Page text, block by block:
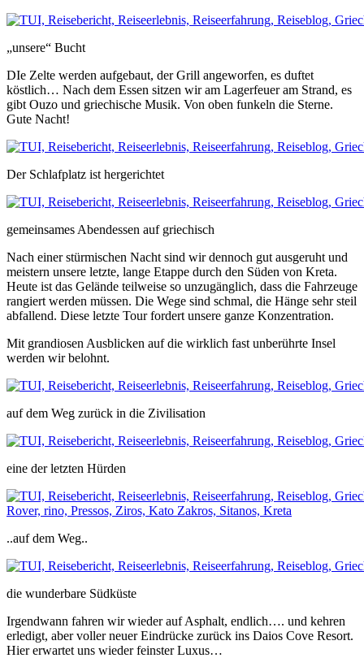
„unsere“ Bucht
DIe Zelte werden aufgebaut, der Grill angeworfen, es duftet
köstlich… Nach dem Essen sitzen wir am Lagerfeuer am Strand, es
gibt Ouzo und griechische Musik. Von oben funkeln die Sterne.
Gute Nacht!
Der Schlafplatz ist hergerichtet
gemeinsames Abendessen auf griechisch
Nach einer stürmischen Nacht sind wir dennoch gut ausgeruht und
meistern unsere letzte, lange Etappe durch den Süden von Kreta.
Heute ist das Gelände teilweise so unzugänglich, dass die Fahrzeuge
rangiert werden müssen. Die Wege sind schmal, die Hänge sehr steil
abfallend. Diese letzte Tour fordert unsere ganze Konzentration.
Mit grandiosen Ausblicken auf die wirklich fast unberührte Insel
werden wir belohnt.
auf dem Weg zurück in die Zivilisation
eine der letzten Hürden
..auf dem Weg..
die wunderbare Südküste
Irgendwann fahren wir wieder auf Asphalt, endlich…. und kehren
erledigt, aber voller neuer Eindrücke zurück ins Daios Cove Resort.
Hier erwartet uns wieder feinster Luxus…